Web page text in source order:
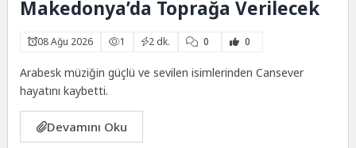
Makedonya’da Toprağa Verilecek
08 Ağu 2026 1 2 dk. 0 0
Arabesk müziğin güçlü ve sevilen isimlerinden Cansever
hayatını kaybetti.
Devamını Oku